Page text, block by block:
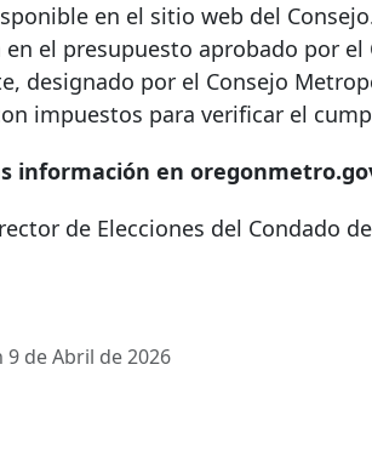
en el sitio web del
en el presupuesto aprobado por
designado por el Consejo
impuestos para verificar el
información en
de Elecciones del Condado
de Abril de 2026